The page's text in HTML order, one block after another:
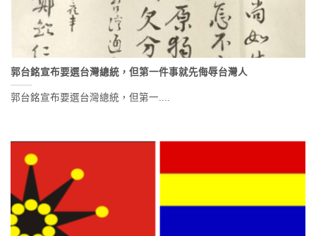
郭台銘宣布要選台灣總統，但第一件事就先侮辱台灣人
郭台銘宣布要選台灣總統，但第一....